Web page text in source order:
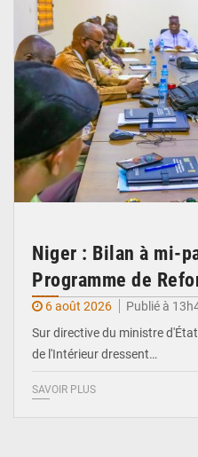
Niger : Bilan à mi-
Programme de
6 août 2026
Publié à
Sur directive du ministre
de l'Intérieur dressent…
SAVOIR PLUS